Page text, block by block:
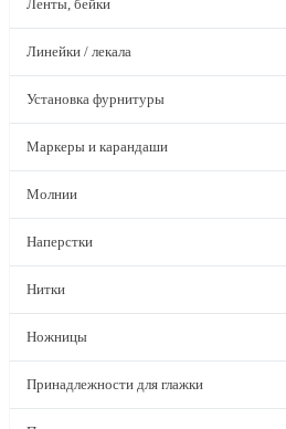
Ленты, бейки
Линейки / лекала
Установка фурнитуры
Маркеры и карандаши
Молнии
Наперстки
Нитки
Ножницы
Принадлежности для глажки